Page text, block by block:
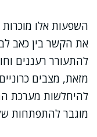
השפעות אלו
את הקשר בין כאב
להתעורר רעננים
מזאת, מצבים
להיחלשות מערכת
מוגבר להתפתחות